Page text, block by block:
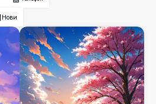
Нови